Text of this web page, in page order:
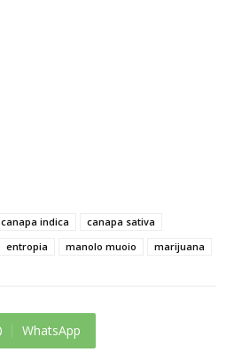
canapa indica
canapa sativa
entropia manolo muoio marijuana
WhatsApp